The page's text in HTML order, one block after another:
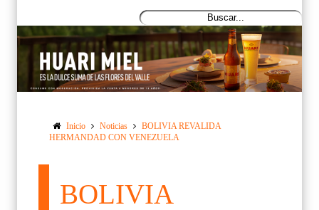
Inicio Noticias
BOLIVIA REVALIDA
HERMANDAD CON VENEZUELA
BOLIVIA